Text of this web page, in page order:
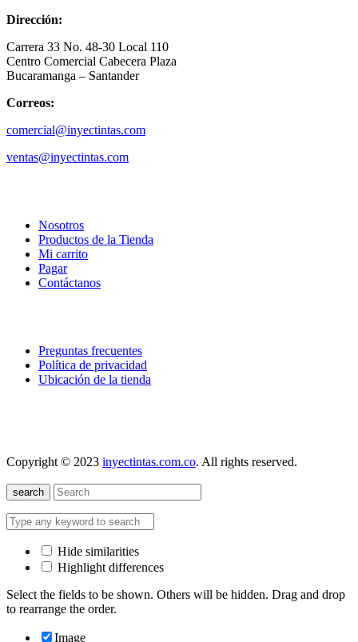
Dirección:
Carrera 33 No. 48-30 Local 110
Centro Comercial Cabecera Plaza
Bucaramanga – Santander
Correos:
comercial@inyectintas.com
ventas@inyectintas.com
Nosotros
Productos de la Tienda
Mi carrito
Pagar
Contáctanos
Preguntas frecuentes
Política de privacidad
Ubicación de la tienda
Copyright © 2023 inyectintas.com.co. All rights reserved.
search
Hide similarities
Highlight differences
Select the fields to be shown. Others will be hidden. Drag and drop
to rearrange the order.
Image